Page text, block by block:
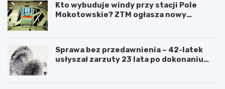
Kto wybuduje windy przy stacji Pole
Mokotowskie? ZTM ogłasza nowy
Sprawa bez przedawnienia – 42-latek
usłyszał zarzuty 23 lata po dokonaniu